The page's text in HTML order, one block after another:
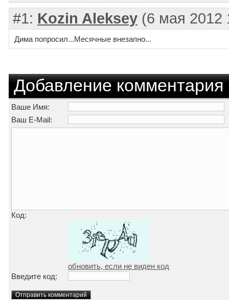
#1: Kozin Aleksey (6 мая 2012
Дима попросил...Месячные внезапно...
Добавление комментария
Ваше Имя:
Ваш E-Mail:
Код:
обновить, если не виден код
Введите код: